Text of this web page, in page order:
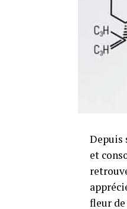
Depuis
et
fleur de